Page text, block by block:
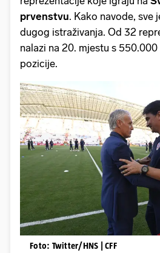
prvenstvu. Kako navode, sve
dugog istraživanja. Od 32
nalazi na 20. mjestu s
pozicije.
Foto: Twitter/HNS | CFF